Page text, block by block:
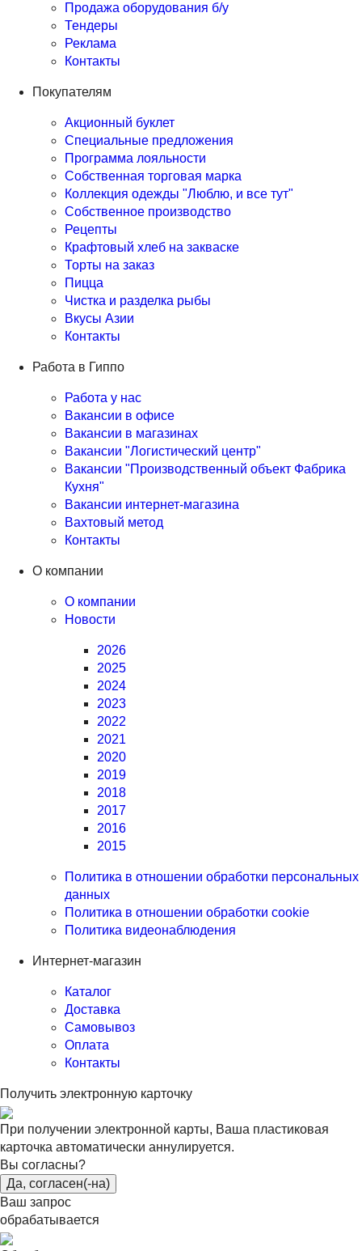
Продажа оборудования б/у
Тендеры
Реклама
Контакты
Покупателям
Акционный буклет
Специальные предложения
Программа лояльности
Собственная торговая марка
Коллекция одежды "Люблю, и все тут"
Собственное производство
Рецепты
Крафтовый хлеб на закваске
Торты на заказ
Пицца
Чистка и разделка рыбы
Вкусы Азии
Контакты
Работа в Гиппо
Работа у нас
Вакансии в офисе
Вакансии в магазинах
Вакансии "Логистический центр"
Вакансии "Производственный объект Фабрика
Кухня"
Вакансии интернет-магазина
Вахтовый метод
Контакты
О компании
О компании
Новости
2026
2025
2024
2023
2022
2021
2020
2019
2018
2017
2016
2015
Политика в отношении обработки персональных
данных
Политика в отношении обработки cookie
Политика видеонаблюдения
Интернет-магазин
Каталог
Доставка
Самовывоз
Оплата
Контакты
Получить электронную карточку
При получении электронной карты, Ваша пластиковая
карточка автоматически аннулируется.
Вы согласны?
Да, согласен(-на)
Ваш запрос
обрабатывается